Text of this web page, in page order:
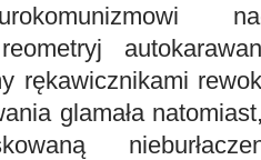
rękawicznikami
glamała